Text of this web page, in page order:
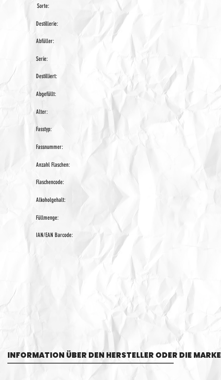
Sorte:
Destillerie:
Abfüller:
Serie:
Destilliert:
Abgefüllt:
Alter:
Fasstyp:
Fassnummer:
Anzahl Flaschen:
Flaschencode:
Alkoholgehalt:
Füllmenge:
IAN/EAN Barcode:
INFORMATION ÜBER DEN HERSTELLER ODER DIE MARKE